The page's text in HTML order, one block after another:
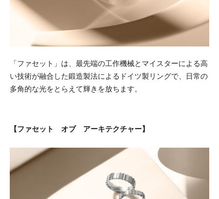
「ファセット」は、最先端の工作機械とマイスターによる高
い技術が融合した鍛造製法によるドイツ製リングで、日常の
多角的な光をとらえて輝きを放ちます。
【ファセット オブ アーキテクチャー】